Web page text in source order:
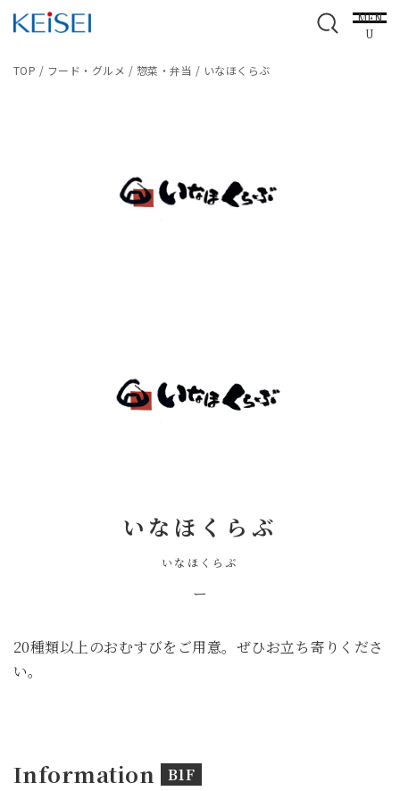
MEN
U
TOP / フード・グルメ / 惣菜・弁当 / いなほくらぶ
いなほくらぶ
いなほくらぶ
ー
20種類以上のおむすびをご用意。ぜひお立ち寄りくださ
い。
Information B1F